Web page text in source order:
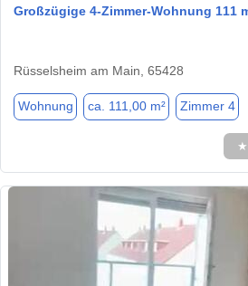
Großzügige 4-Zimmer-Wohnung 111
Rüsselsheim am Main, 65428
Wohnung ca. 111,00 m² Zimmer 4
★